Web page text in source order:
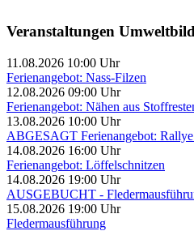
Veranstaltungen
11.08.2026 10:00 Uhr
Ferienangebot: Nass-Filzen
12.08.2026 09:00 Uhr
Ferienangebot: Nähen aus
13.08.2026 10:00 Uhr
ABGESAGT Ferienangebot:
14.08.2026 16:00 Uhr
Ferienangebot: Löffelschnitzen
14.08.2026 19:00 Uhr
AUSGEBUCHT -
15.08.2026 19:00 Uhr
Fledermausführung